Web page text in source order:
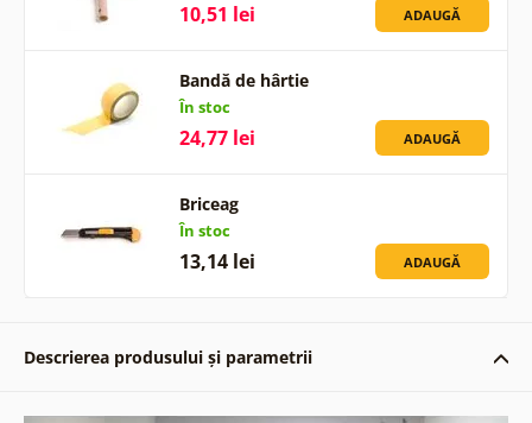
10,51 lei ADAUGĂ
Bandă de hârtie
În stoc
24,77 lei ADAUGĂ
Briceag
În stoc
13,14 lei ADAUGĂ
Descrierea produsului și parametrii